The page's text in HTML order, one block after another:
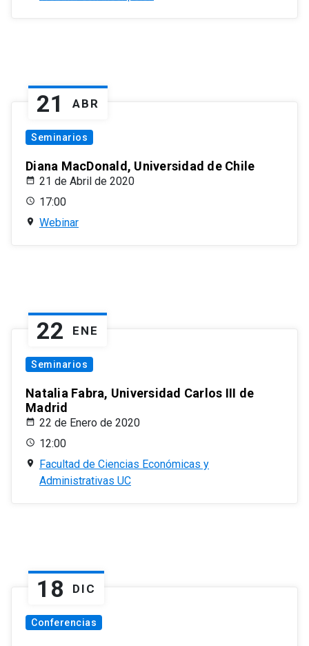
21 ABR
Seminarios
Diana MacDonald, Universidad de Chile
21 de Abril de 2020
17:00
Webinar
22 ENE
Seminarios
Natalia Fabra, Universidad Carlos III de
Madrid
22 de Enero de 2020
12:00
Facultad de Ciencias Económicas y
Administrativas UC
18 DIC
Conferencias